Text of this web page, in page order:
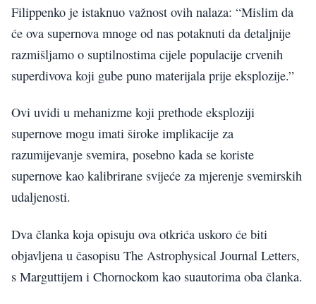
Filippenko je istaknuo važnost ovih nalaza: “Mislim da
će ova supernova mnoge od nas potaknuti da detaljnije
razmišljamo o suptilnostima cijele populacije crvenih
superdivova koji gube puno materijala prije eksplozije.”
Ovi uvidi u mehanizme koji prethode eksploziji
supernove mogu imati široke implikacije za
razumijevanje svemira, posebno kada se koriste
supernove kao kalibrirane svijeće za mjerenje svemirskih
udaljenosti.
Dva članka koja opisuju ova otkrića uskoro će biti
objavljena u časopisu The Astrophysical Journal Letters,
s Marguttijem i Chornockom kao suautorima oba članka.